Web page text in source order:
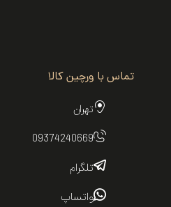
تماس با ورچین کالا
تهران
09374240669
تلگرام
واتساپ